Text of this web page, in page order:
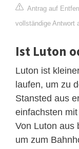
Antrag auf
vollständige Antwort
Ist Luton
Luton ist
laufen, um zu
Stansted aus
einfachsten
Von Luton aus
um zum